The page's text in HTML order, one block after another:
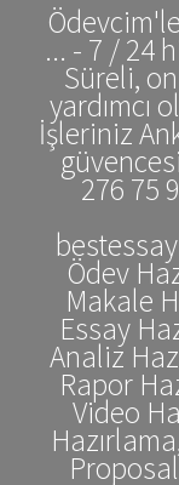
... - 7 / 24
Süreli,
yardımcı
İşleriniz
276 75
Ödev
Makale
Essay
Analiz
Rapor
Video